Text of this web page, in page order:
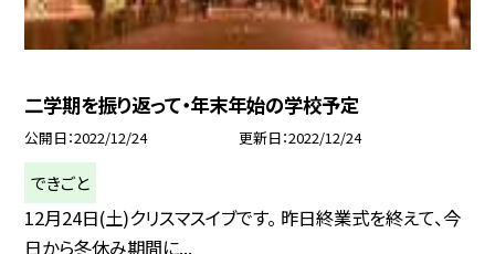
二学期を振り返って・年末年始の学校予定
公開日 2022/12/24 更新日 2022/12/24
できごと
12月24日(土)クリスマスイブです。 昨日終業式を終えて、今
日から冬休み期間に...